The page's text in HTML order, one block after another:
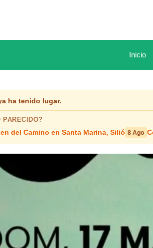
Inicio
ha tenido lugar.
del Camino en Santa Marina, Silió 8 Ago